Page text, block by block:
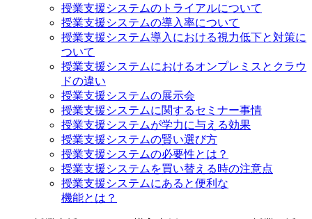
授業支援システムのトライアルについて
授業支援システムの導入率について
授業支援システム導入における視力低下と対策に
ついて
授業支援システムにおけるオンプレミスとクラウ
ドの違い
授業支援システムの展示会
授業支援システムに関するセミナー事情
授業支援システムが学力に与える効果
授業支援システムの賢い選び方
授業支援システムの必要性とは？
授業支援システムを買い替える時の注意点
授業支援システムにあると便利な
機能とは？